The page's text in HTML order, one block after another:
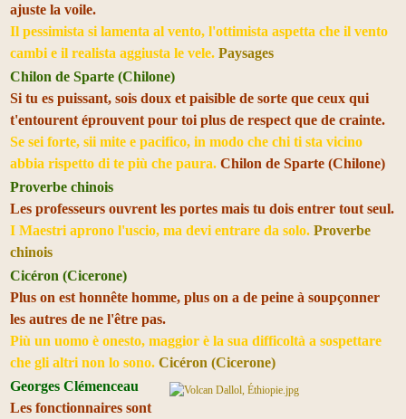
ajuste la voile.
Il pessimista si lamenta al vento, l'ottimista aspetta che il vento
cambi e il realista aggiusta le vele. Paysages
Chilon de Sparte (Chilone)
Si tu es puissant, sois doux et paisible de sorte que ceux qui
t'entourent éprouvent pour toi plus de respect que de crainte.
Se sei forte, sii mite e pacifico, in modo che chi ti sta vicino
abbia rispetto di te più che paura. Chilon de Sparte (Chilone)
Proverbe chinois
Les professeurs ouvrent les portes mais tu dois entrer tout seul.
I Maestri aprono l'uscio, ma devi entrare da solo. Proverbe
chinois
Cicéron (Cicerone)
Plus on est honnête homme, plus on a de peine à soupçonner
les autres de ne l'être pas.
Più un uomo è onesto, maggior è la sua difficoltà a sospettare
che gli altri non lo sono. Cicéron (Cicerone)
Georges Clémenceau
Les fonctionnaires sont